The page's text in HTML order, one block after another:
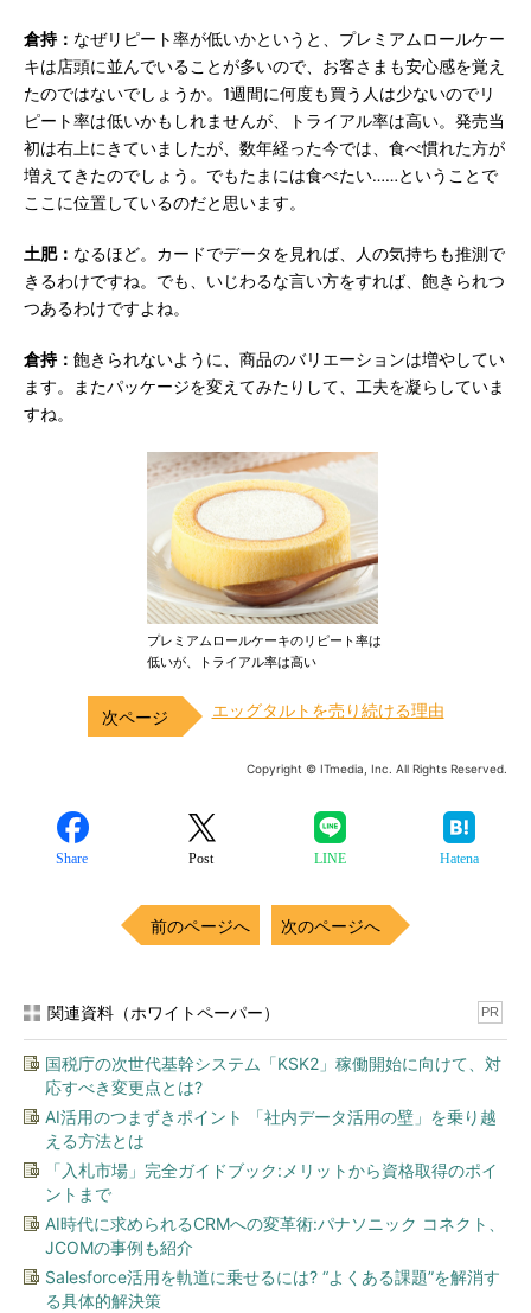
倉持： なぜリピート率が低いかというと、プレミアムロールケー
キは店頭に並んでいることが多いので、お客さまも安心感を覚え
たのではないでしょうか。1週間に何度も買う人は少ないのでリ
ピート率は低いかもしれませんが、トライアル率は高い。発売当
初は右上にきていましたが、数年経った今では、食べ慣れた方が
増えてきたのでしょう。でもたまには食べたい……ということで
ここに位置しているのだと思います。
土肥： なるほど。カードでデータを見れば、人の気持ちも推測で
きるわけですね。でも、いじわるな言い方をすれば、飽きられつ
つあるわけですよね。
倉持： 飽きられないように、商品のバリエーションは増やしてい
ます。またパッケージを変えてみたりして、工夫を凝らしていま
すね。
プレミアムロールケーキのリピート率は
低いが、トライアル率は高い
エッグタルトを売り続ける理由
Copyright © ITmedia, Inc. All Rights Reserved.
Share Post LINE Hatena
前のページへ 次のページへ
関連資料（ホワイトペーパー） PR
国税庁の次世代基幹システム「KSK2」稼働開始に向けて、対
応すべき変更点とは?
AI活用のつまずきポイント 「社内データ活用の壁」を乗り越
える方法とは
「入札市場」完全ガイドブック:メリットから資格取得のポイ
ントまで
AI時代に求められるCRMへの変革術:パナソニック コネクト、
JCOMの事例も紹介
Salesforce活用を軌道に乗せるには? “よくある課題”を解消す
る具体的解決策